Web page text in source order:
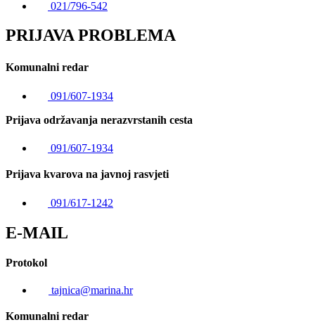
021/796-542
PRIJAVA PROBLEMA
Komunalni redar
091/607-1934
Prijava održavanja nerazvrstanih cesta
091/607-1934
Prijava kvarova na javnoj rasvjeti
091/617-1242
E-MAIL
Protokol
tajnica@marina.hr
Komunalni redar